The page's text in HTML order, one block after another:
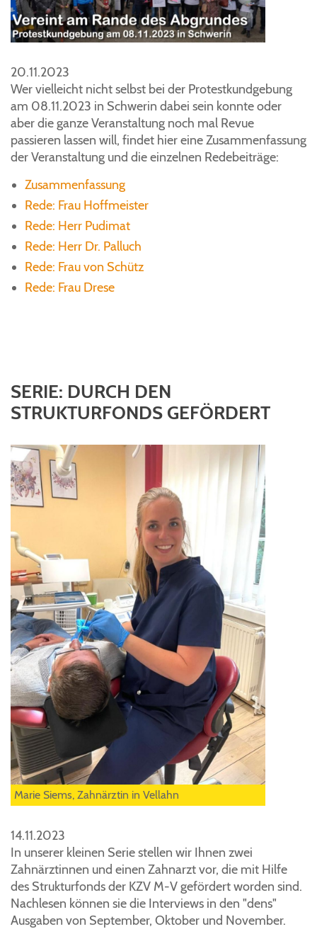
20.11.2023
Wer vielleicht nicht selbst bei der Protestkundgebung
am 08.11.2023 in Schwerin dabei sein konnte oder
aber die ganze Veranstaltung noch mal Revue
passieren lassen will, findet hier eine Zusammenfassung
der Veranstaltung und die einzelnen Redebeiträge:
Zusammenfassung
Rede: Frau Hoffmeister
Rede: Herr Pudimat
Rede: Herr Dr. Palluch
Rede: Frau von Schütz
Rede: Frau Drese
SERIE: DURCH DEN
STRUKTURFONDS GEFÖRDERT
Marie Siems, Zahnärztin in Vellahn
14.11.2023
In unserer kleinen Serie stellen wir Ihnen zwei
Zahnärztinnen und einen Zahnarzt vor, die mit Hilfe
des Strukturfonds der KZV M-V gefördert worden sind.
Nachlesen können sie die Interviews in den "dens"
Ausgaben von September, Oktober und November.